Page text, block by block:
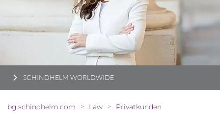
SCHINDHELM WORLDWIDE
bg.schindhelm.com > Law > Privatkunden